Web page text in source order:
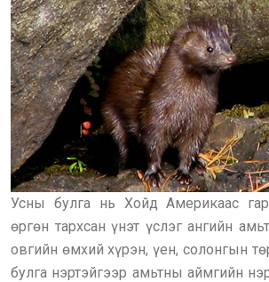
Усны булга нь Хойд Америкаас
өргөн тархсан үнэт үслэг ангийн
овгийн өмхий хүрэн, үен, солонгын
булга нэртэйгээр амьтны аймгийн